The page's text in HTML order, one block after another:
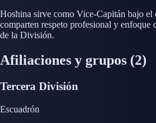
Hoshina sirve como Vice-Capitán bajo
comparten respeto profesional y enfoque
de la División.
Afiliaciones y grupos (2)
Tercera División
Escuadrón